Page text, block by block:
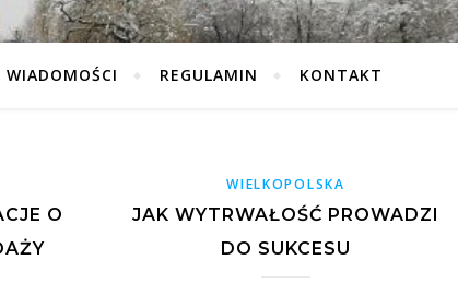
WIADOMOŚCI REGULAMIN KONTAKT
O
WIELKOPOLSKA
JAK WYTRWAŁOŚĆ PROWADZI
DO SUKCESU